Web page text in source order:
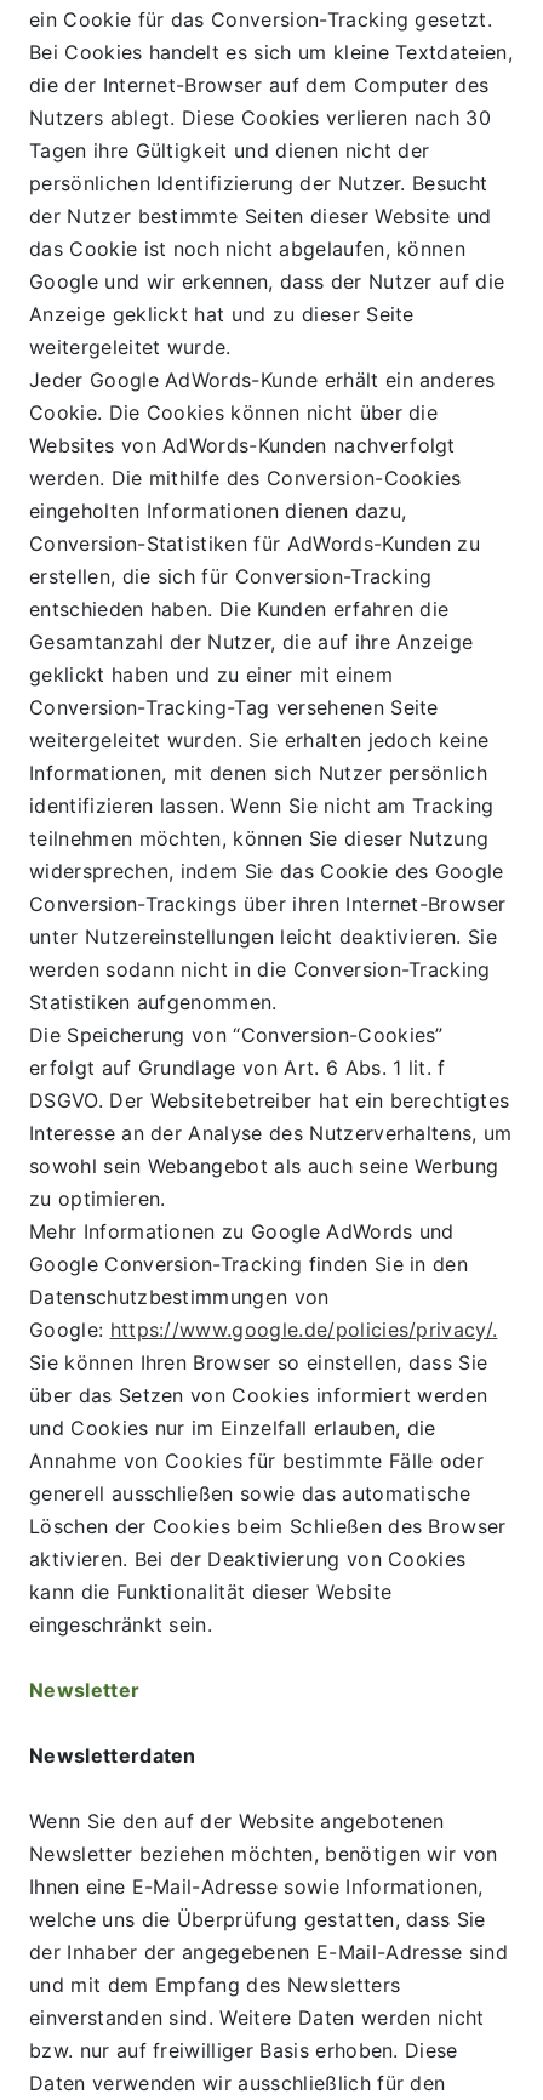
ein Cookie für das Conversion-Tracking gesetzt.
Bei Cookies handelt es sich um kleine Textdateien,
die der Internet-Browser auf dem Computer des
Nutzers ablegt. Diese Cookies verlieren nach 30
Tagen ihre Gültigkeit und dienen nicht der
persönlichen Identifizierung der Nutzer. Besucht
der Nutzer bestimmte Seiten dieser Website und
das Cookie ist noch nicht abgelaufen, können
Google und wir erkennen, dass der Nutzer auf die
Anzeige geklickt hat und zu dieser Seite
weitergeleitet wurde.
Jeder Google AdWords-Kunde erhält ein anderes
Cookie. Die Cookies können nicht über die
Websites von AdWords-Kunden nachverfolgt
werden. Die mithilfe des Conversion-Cookies
eingeholten Informationen dienen dazu,
Conversion-Statistiken für AdWords-Kunden zu
erstellen, die sich für Conversion-Tracking
entschieden haben. Die Kunden erfahren die
Gesamtanzahl der Nutzer, die auf ihre Anzeige
geklickt haben und zu einer mit einem
Conversion-Tracking-Tag versehenen Seite
weitergeleitet wurden. Sie erhalten jedoch keine
Informationen, mit denen sich Nutzer persönlich
identifizieren lassen. Wenn Sie nicht am Tracking
teilnehmen möchten, können Sie dieser Nutzung
widersprechen, indem Sie das Cookie des Google
Conversion-Trackings über ihren Internet-Browser
unter Nutzereinstellungen leicht deaktivieren. Sie
werden sodann nicht in die Conversion-Tracking
Statistiken aufgenommen.
Die Speicherung von “Conversion-Cookies”
erfolgt auf Grundlage von Art. 6 Abs. 1 lit. f
DSGVO. Der Websitebetreiber hat ein berechtigtes
Interesse an der Analyse des Nutzerverhaltens, um
sowohl sein Webangebot als auch seine Werbung
zu optimieren.
Mehr Informationen zu Google AdWords und
Google Conversion-Tracking finden Sie in den
Datenschutzbestimmungen von
Google: https://www.google.de/policies/privacy/.
Sie können Ihren Browser so einstellen, dass Sie
über das Setzen von Cookies informiert werden
und Cookies nur im Einzelfall erlauben, die
Annahme von Cookies für bestimmte Fälle oder
generell ausschließen sowie das automatische
Löschen der Cookies beim Schließen des Browser
aktivieren. Bei der Deaktivierung von Cookies
kann die Funktionalität dieser Website
eingeschränkt sein.
Newsletter
Newsletterdaten
Wenn Sie den auf der Website angebotenen
Newsletter beziehen möchten, benötigen wir von
Ihnen eine E-Mail-Adresse sowie Informationen,
welche uns die Überprüfung gestatten, dass Sie
der Inhaber der angegebenen E-Mail-Adresse sind
und mit dem Empfang des Newsletters
einverstanden sind. Weitere Daten werden nicht
bzw. nur auf freiwilliger Basis erhoben. Diese
Daten verwenden wir ausschließlich für den